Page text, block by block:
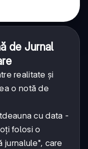
de Jurnal
realitate și
o notă de
cu data -
folosi o
jurnalule", care